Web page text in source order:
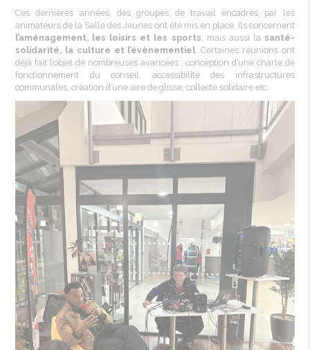
Ces dernières années, des groupes de travail encadrés par les
animateurs de la Salle des Jeunes ont été mis en place. Ils concernent
l’aménagement, les loisirs et les sports, mais aussi la santé-
solidarité, la culture et l’évènementiel. Certaines réunions ont
déjà fait l’objet de nombreuses avancées : conception d’une charte de
fonctionnement du conseil, accessibilité des infrastructures
communales, création d’une aire de glisse, collecte solidaire etc.